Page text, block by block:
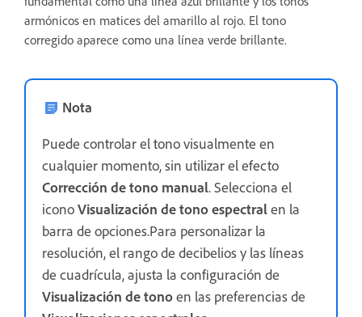
armónicos en matices del amarillo al rojo. El tono
corregido aparece como una línea verde brillante.
Nota
Puede controlar el tono visualmente en
cualquier momento, sin utilizar el efecto
Corrección de tono manual. Selecciona el
iconoVisualización de tono espectralen la
barra de opciones.Para personalizar la
resolución, el rango de decibelios y las líneas
de cuadrícula, ajusta la configuración de
Visualización de tonoen las preferencias de